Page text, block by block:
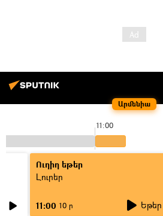
Արմենիա
11:00
Ուղիղ եթեր
Լուրեր
11:00 10 ր Եթեր